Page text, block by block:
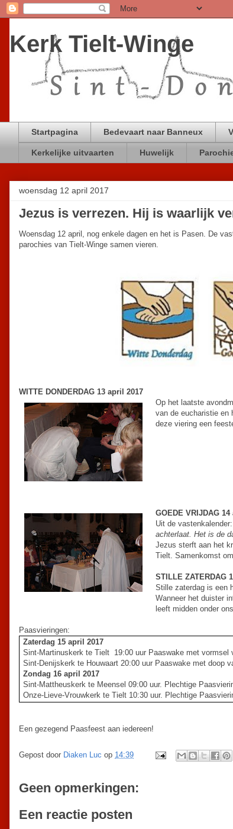
Kerk Tielt-Winge
Startpagina Bedevaart naar Banneux
Kerkelijke uitvaarten Huwelijk
woensdag 12 april 2017
Jezus is verrezen. Hij is waarlijk
Woensdag 12 april, nog enkele dagen en het is Pasen. De
parochies van Tielt-Winge samen vieren.
WITTE DONDERDAG 13 april 2017
Op het laatste
van de eucharistie en
deze viering een
GOEDE VRIJDAG
Uit de vastenkalender:
achterlaat. Het is de
Jezus sterft aan het
Tielt. Samenkomst
STILLE ZATERDAG
Stille zaterdag is een
Wanneer het duister
leeft midden onder
Paasvieringen:
Zaterdag 15 april 2017
Sint-Martinuskerk te Tielt 19:00 uur Paaswake met vormsel
Sint-Denijskerk te Houwaart 20:00 uur Paaswake met doop
Zondag 16 april 2017
Sint-Mattheuskerk te Meensel 09:00 uur. Plechtige
Onze-Lieve-Vrouwkerk te Tielt 10:30 uur. Plechtige
Een gezegend Paasfeest aan iedereen!
Gepost door Diaken Luc op 14:39
Geen opmerkingen:
Een reactie posten